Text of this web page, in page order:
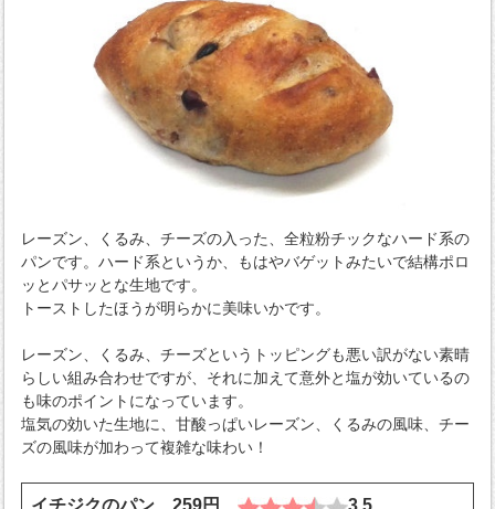
レーズン、くるみ、チーズの入った、全粒粉チックなハード系の
パンです。ハード系というか、もはやバゲットみたいで結構ポロ
ッとパサッとな生地です。
トーストしたほうが明らかに美味いかです。
レーズン、くるみ、チーズというトッピングも悪い訳がない素晴
らしい組み合わせですが、それに加えて意外と塩が効いているの
も味のポイントになっています。
塩気の効いた生地に、甘酸っぱいレーズン、くるみの風味、チー
ズの風味が加わって複雑な味わい！